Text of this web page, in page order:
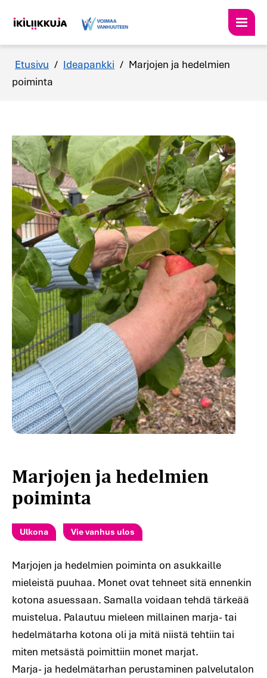
Etusivu / Ideapankki / Marjojen ja hedelmien
poiminta
Marjojen ja hedelmien
poiminta
Ulkona Vie vanhus ulos
Marjojen ja hedelmien poiminta on asukkaille
mieleistä puuhaa. Monet ovat tehneet sitä ennenkin
kotona asuessaan. Samalla voidaan tehdä tärkeää
muistelua. Palautuu mieleen millainen marja- tai
hedelmätarha kotona oli ja mitä niistä tehtiin tai
miten metsästä poimittiin monet marjat.
Marja- ja hedelmätarhan perustaminen palvelutalon